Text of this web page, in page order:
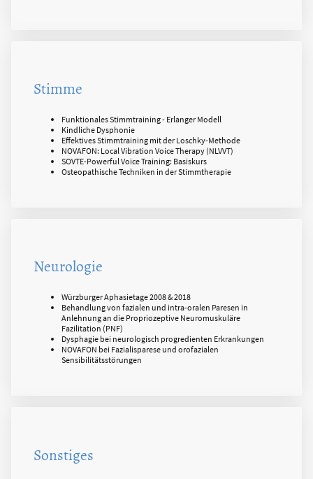
Stimme
Funktionales Stimmtraining - Erlanger Modell
Kindliche Dysphonie
Effektives Stimmtraining mit der Loschky-Methode
NOVAFON: Local Vibration Voice Therapy (NLVVT)
SOVTE-Powerful Voice Training: Basiskurs
Osteopathische Techniken in der Stimmtherapie
Neurologie
Würzburger Aphasietage 2008 & 2018
Behandlung von fazialen und intra-oralen Paresen in
Anlehnung an die Propriozeptive Neuromuskuläre
Fazilitation (PNF)
Dysphagie bei neurologisch progredienten Erkrankungen
NOVAFON bei Fazialisparese und orofazialen
Sensibilitätsstörungen
Sonstiges